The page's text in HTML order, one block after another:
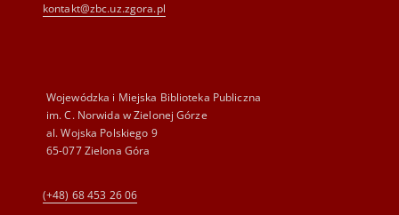
kontakt@zbc.uz.zgora.pl
Wojewódzka i Miejska Biblioteka Publiczna
im. C. Norwida w Zielonej Górze
al. Wojska Polskiego 9
65-077 Zielona Góra
(+48) 68 453 26 06